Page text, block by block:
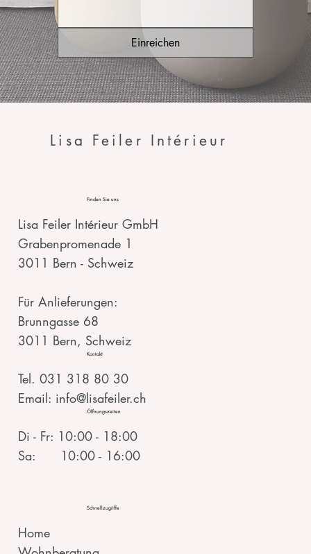
Einreichen
Lisa Feiler Intérieur
Finden Sie uns
Lisa Feiler Intérieur GmbH
Grabenpromenade 1
3011 Bern - Schweiz
Für Anlieferungen:
Brunngasse 68
3011 Bern, Schweiz
Kontakt
Tel. 031 318 80 30
Email: info@lisafeiler.ch
Öffnungszeiten
Di - Fr: 10:00 - 18:00
Sa: 10:00 - 16:00
Schnellzugriffe
Home